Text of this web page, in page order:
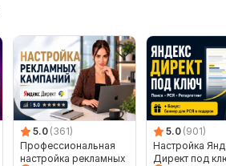
5.0 (361)
Профессиональная
настройка рекламных
5.0 (901)
Настройка
Директ под